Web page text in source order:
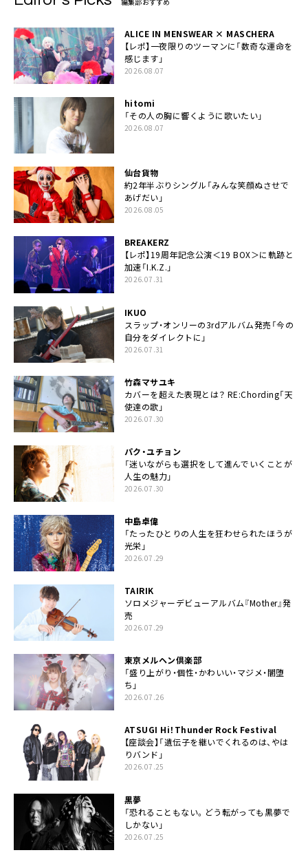
ALICE IN MENSWEAR × MASCHERA
【レポ】一夜限りのツーマンに「数奇な運命を
感じます」
2026.08.07
hitomi
「その人の胸に響くように歌いたい」
2026.08.07
仙台貨物
約2年半ぶりシングル「みんな笑顔ぬさせで
あげだい」
2026.08.05
BREAKERZ
【レポ】19周年記念公演＜19 BOX＞に軌跡と
加速「I.K.Z.」
2026.07.31
IKUO
スラップ・オンリーの3rdアルバム発売「今の
自分をダイレクトに」
2026.07.31
竹森マサユキ
カバーを超えた表現とは？ RE:Chording「天
使達の歌」
2026.07.30
パク・ユチョン
「迷いながらも選択をして進んでいくことが
人生の魅力」
2026.07.30
中島卓偉
「たったひとりの人生を狂わせられたほうが
光栄」
2026.07.29
TAIRIK
ソロメジャーデビューアルバム『Mother』発
売
2026.07.29
東京メルヘン倶楽部
「盛り上がり・個性・かわいい・マジメ・闇堕
ち」
2026.07.26
ATSUGI Hi！Thunder Rock Festival
【座談会】「遺伝子を継いでくれるのは、やは
りバンド」
2026.07.25
黒夢
「恐れることもない。どう転がっても黒夢で
しかない」
2026.07.25